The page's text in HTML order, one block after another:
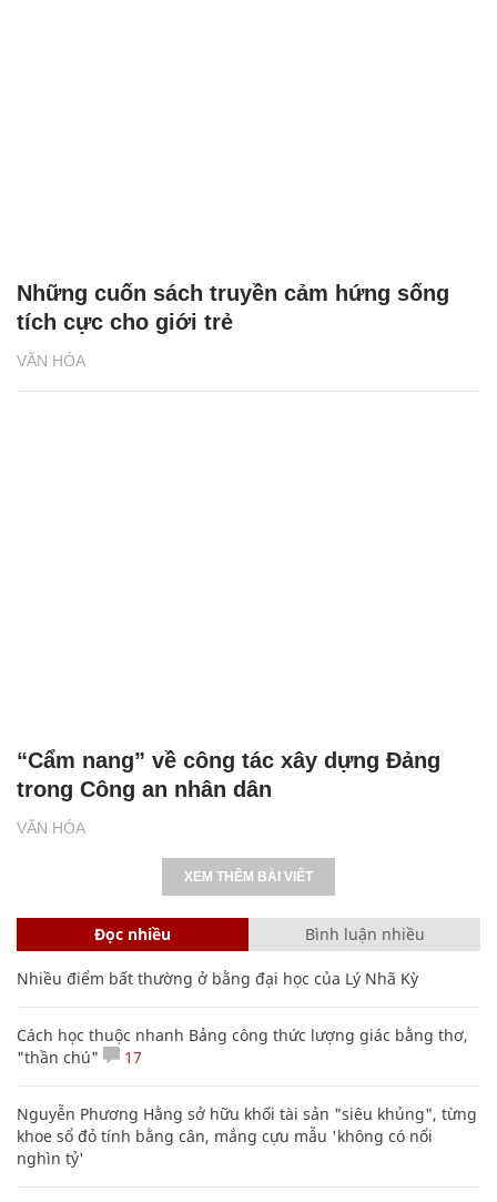
VĂN HÓA
Những cuốn sách truyền cảm hứng sống
tích cực cho giới trẻ
VĂN HÓA
“Cẩm nang” về công tác xây dựng Đảng
trong Công an nhân dân
XEM THÊM BÀI VIẾT
Đọc nhiều Bình luận nhiều
Nhiều điểm bất thường ở bằng đại học của Lý Nhã Kỳ
Cách học thuộc nhanh Bảng công thức lượng giác bằng thơ,
"thần chú"
17
Nguyễn Phương Hằng sở hữu khối tài sản "siêu khủng", từng
khoe sổ đỏ tính bằng cân, mắng cựu mẫu 'không có nổi
nghìn tỷ'